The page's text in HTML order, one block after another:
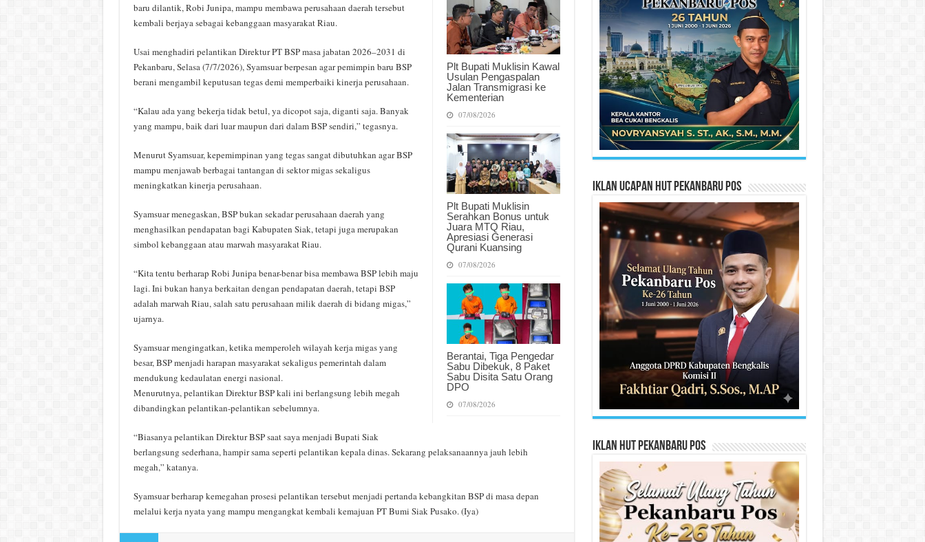
Plt Bupati Muklisin Kawal
Usulan Pengaspalan
Jalan Transmigrasi ke
Kementerian
07/08/2026
Plt Bupati Muklisin
Serahkan Bonus untuk
Juara MTQ Riau,
Apresiasi Generasi
Qurani Kuansing
07/08/2026
Berantai, Tiga Pengedar
Sabu Dibekuk, 8 Paket
Sabu Disita Satu Orang
DPO
07/08/2026
baru dilantik, Robi Junipa, mampu membawa perusahaan daerah tersebut
kembali berjaya sebagai kebanggaan masyarakat Riau.
Usai menghadiri pelantikan Direktur PT BSP masa jabatan 2026–2031 di
Pekanbaru, Selasa (7/7/2026), Syamsuar berpesan agar pemimpin baru BSP
berani mengambil keputusan tegas demi memperbaiki kinerja perusahaan.
“Kalau ada yang bekerja tidak betul, ya dicopot saja, diganti saja. Banyak
yang mampu, baik dari luar maupun dari dalam BSP sendiri,” tegasnya.
Menurut Syamsuar, kepemimpinan yang tegas sangat dibutuhkan agar BSP
mampu menjawab berbagai tantangan di sektor migas sekaligus
meningkatkan kinerja perusahaan.
Syamsuar menegaskan, BSP bukan sekadar perusahaan daerah yang
menghasilkan pendapatan bagi Kabupaten Siak, tetapi juga merupakan
simbol kebanggaan atau marwah masyarakat Riau.
“Kita tentu berharap Robi Junipa benar-benar bisa membawa BSP lebih maju
lagi. Ini bukan hanya berkaitan dengan pendapatan daerah, tetapi BSP
adalah marwah Riau, salah satu perusahaan milik daerah di bidang migas,”
ujarnya.
Syamsuar mengingatkan, ketika memperoleh wilayah kerja migas yang
besar, BSP menjadi harapan masyarakat sekaligus pemerintah dalam
mendukung kedaulatan energi nasional.
Menurutnya, pelantikan Direktur BSP kali ini berlangsung lebih megah
dibandingkan pelantikan-pelantikan sebelumnya.
“Biasanya pelantikan Direktur BSP saat saya menjadi Bupati Siak
berlangsung sederhana, hampir sama seperti pelantikan kepala dinas. Sekarang pelaksanaannya jauh lebih
megah,” katanya.
Syamsuar berharap kemegahan prosesi pelantikan tersebut menjadi pertanda kebangkitan BSP di masa depan
melalui kerja nyata yang mampu mengangkat kembali kemajuan PT Bumi Siak Pusako. (Iya)
Iklan Ucapan HUT Pekanbaru Pos
Iklan HUT Pekanbaru Pos